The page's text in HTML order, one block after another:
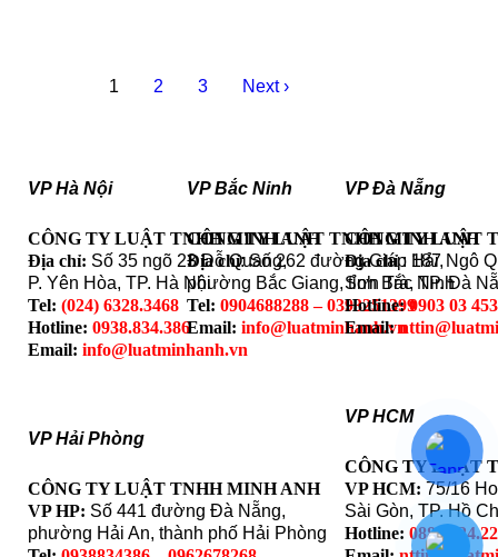
1 2 3 Next ›
VP Hà Nội
CÔNG TY LUẬT TNHH MINH ANH
Địa chỉ: Số 35 ngõ 23 Đỗ Quang,
P. Yên Hòa, TP. Hà Nội
Tel: (024) 6328.3468
Hotline: 0938.834.386
Email: info@luatminhanh.vn
VP Hải Phòng
CÔNG TY LUẬT TNHH MINH ANH
VP HP: Số 441 đường Đà Nẵng,
phường Hải An, thành phố Hải Phòng
VP Bắc Ninh
CÔNG TY LUẬT TNHH MINH ANH
Địa chỉ: Số 262 đường Giáp Hải,
phường Bắc Giang, tỉnh Bắc Ninh
Tel: 0904688288 – 0393251399
Email: info@luatminhanh.vn
VP Đà Nẵng
CÔNG TY LUẬT
Địa chỉ: 187 Ngô
Sơn Trà, TP. Đà
Hotline:0903 03
Email:
VP HCM
CÔNG TY LUẬT
VP HCM: 75/16
Sài Gòn, TP. Hồ
Hotline: